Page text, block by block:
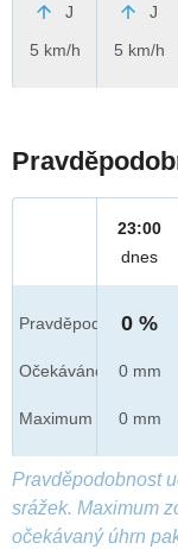
J
5 km/h
J
5 km/h
Pravděpod.
Očekáváno
Maximum
23:00
dnes
0 %
0 mm
0 mm
Pravděpodobnost
srážek. Maximum
očekávaný úhrn